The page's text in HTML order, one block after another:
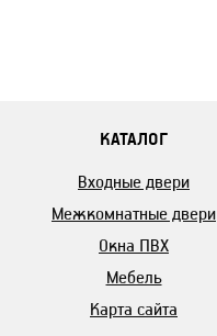
КАТАЛОГ
Входные двери
Межкомнатные двери
Окна ПВХ
Мебель
Карта сайта